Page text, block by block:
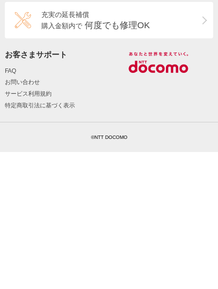
充実の延長補償
購入金額内で 何度でも修理OK
お客さまサポート
FAQ
お問い合わせ
サービス利用規約
特定商取引法に基づく表示
©NTT DOCOMO